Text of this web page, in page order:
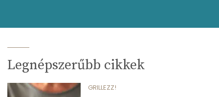
Legnépszerűbb cikkek
GRILLEZZ!